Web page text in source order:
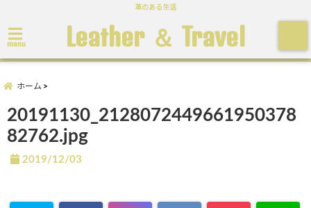
革のある生活
menu Leather ＆ Travel
ホーム
20191130_2128072449661950378
82762.jpg
2019/12/03